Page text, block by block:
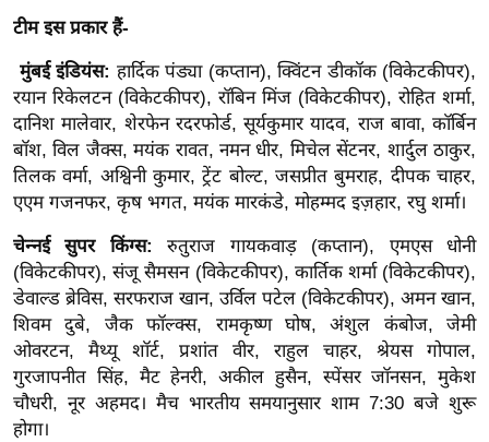
ड
ल्म
स
मी
क्षा
B
e
a
k
i
n
g
N
टीम इस प्रकार हैं-
मुंबई इंडियंस: हार्दिक पंड्या (कप्तान), क्विंटन डीकॉक (विकेटकीपर),
रयान रिकेलटन (विकेटकीपर), रॉबिन मिंज (विकेटकीपर), रोहित शर्मा,
दानिश मालेवार, शेरफेन रदरफोर्ड, सूर्यकुमार यादव, राज बावा, कॉर्बिन
बॉश, विल जैक्स, मयंक रावत, नमन धीर, मिचेल सेंटनर, शार्दुल ठाकुर,
तिलक वर्मा, अश्विनी कुमार, ट्रेंट बोल्ट, जसप्रीत बुमराह, दीपक चाहर,
एएम गजनफर, कृष भगत, मयंक मारकंडे, मोहम्मद इज़हार, रघु शर्मा।
चेन्नई सुपर किंग्स: रुतुराज गायकवाड़ (कप्तान), एमएस धोनी
(विकेटकीपर), संजू सैमसन (विकेटकीपर), कार्तिक शर्मा (विकेटकीपर),
डेवाल्ड ब्रेविस, सरफराज खान, उर्विल पटेल (विकेटकीपर), अमन खान,
शिवम दुबे, जैक फॉल्क्स, रामकृष्ण घोष, अंशुल कंबोज, जेमी
ओवरटन, मैथ्यू शॉर्ट, प्रशांत वीर, राहुल चाहर, श्रेयस गोपाल,
गुरजापनीत सिंह, मैट हेनरी, अकील हुसैन, स्पेंसर जॉनसन, मुकेश
चौधरी, नूर अहमद। मैच भारतीय समयानुसार शाम 7:30 बजे शुरू
होगा।